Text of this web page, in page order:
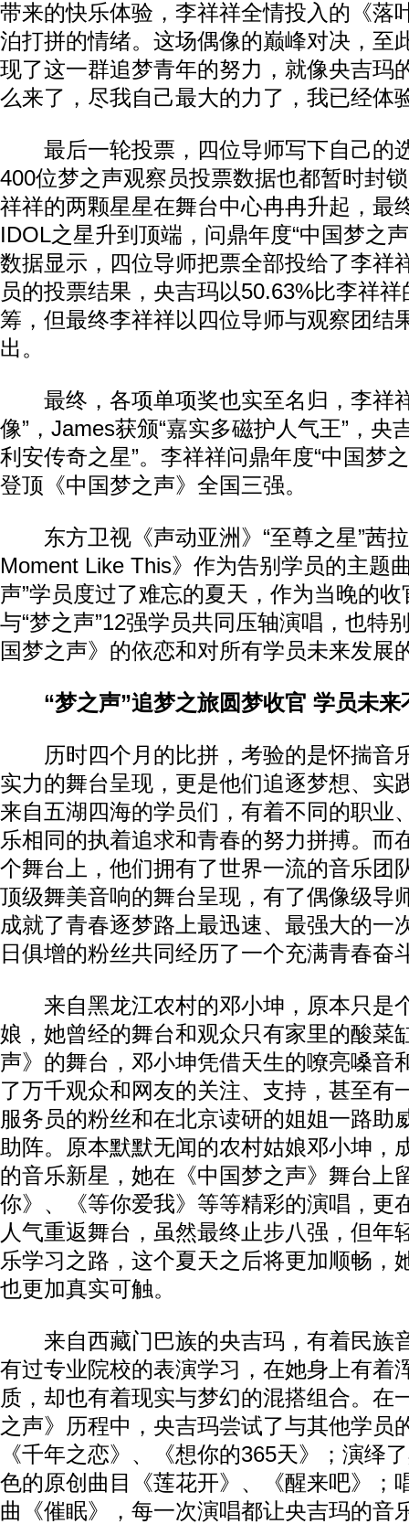
带来的快乐体验，李祥祥全情投入的《落
泊打拼的情绪。这场偶像的巅峰对决，至
现了这一群追梦青年的努力，就像央吉玛
么来了，尽我自己最大的力了，我已经体
最后一轮投票，四位导师写下自己的
400位梦之声观察员投票数据也都暂时封
祥祥的两颗星星在舞台中心冉冉升起，最
IDOL之星升到顶端，问鼎年度“中国梦之
数据显示，四位导师把票全部投给了李祥
员的投票结果，央吉玛以50.63%比李祥
筹，但最终李祥祥以四位导师与观察团结
出。
最终，各项单项奖也实至名归，李祥
像”，James获颁“嘉实多磁护人气王”，央
利安传奇之星”。李祥祥问鼎年度“中国梦
登顶《中国梦之声》全国三强。
东方卫视《声动亚洲》“至尊之星”茜
Moment Like This》作为告别学员的主题
声”学员度过了难忘的夏天，作为当晚的
与“梦之声”12强学员共同压轴演唱，也特
国梦之声》的依恋和对所有学员未来发展
“梦之声”追梦之旅圆梦收官 学员未来
历时四个月的比拼，考验的是怀揣音
实力的舞台呈现，更是他们追逐梦想、实
来自五湖四海的学员们，有着不同的职业
乐相同的执着追求和青春的努力拼搏。而
个舞台上，他们拥有了世界一流的音乐团
顶级舞美音响的舞台呈现，有了偶像级导
成就了青春逐梦路上最迅速、最强大的一
日俱增的粉丝共同经历了一个充满青春奋
来自黑龙江农村的邓小坤，原本只是
娘，她曾经的舞台和观众只有家里的酸菜
声》的舞台，邓小坤凭借天生的嘹亮嗓音
了万千观众和网友的关注、支持，甚至有
服务员的粉丝和在北京读研的姐姐一路助
助阵。原本默默无闻的农村姑娘邓小坤，
的音乐新星，她在《中国梦之声》舞台上
你》、《等你爱我》等等精彩的演唱，更
人气重返舞台，虽然最终止步八强，但年
乐学习之路，这个夏天之后将更加顺畅，
也更加真实可触。
来自西藏门巴族的央吉玛，有着民族
有过专业院校的表演学习，在她身上有着
质，却也有着现实与梦幻的混搭组合。在
之声》历程中，央吉玛尝试了与其他学员
《千年之恋》、《想你的365天》；演绎
色的原创曲目《莲花开》、《醒来吧》；
曲《催眠》，每一次演唱都让央吉玛的音